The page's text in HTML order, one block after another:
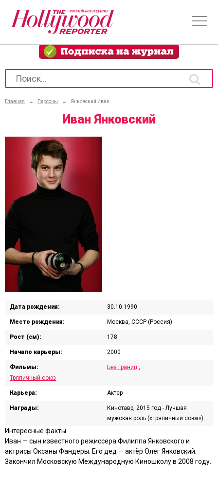
Главная → Персоны → Янковский Иван
Иван Янковский
Дата рождения: 30.10.1990
Место рождения: Москва, СССР (Россия)
Рост (см): 178
Начало карьеры: 2000
Фильмы: Без границ
Тряпичный союз
Карьера: Актер
Награды:
Кинотавр, 2015 год - Лучшая
мужская роль («Тряпичный союз»)
Интересные факты
Иван — сын известного режиссера Филиппа Янковского и
актрисы Оксаны Фандеры. Его дед — актёр Олег Янковский.
Закончил Московскую Международную Киношколу в 2008 году.